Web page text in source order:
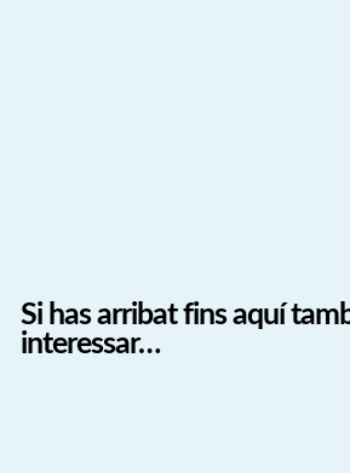
Si has arribat fins aquí
interessar…